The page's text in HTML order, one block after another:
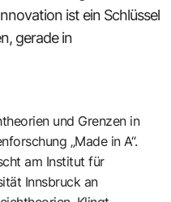
ist ein Schlüssel
gerade in
und Grenzen in
„Made in A“.
am Institut für
Innsbruck an